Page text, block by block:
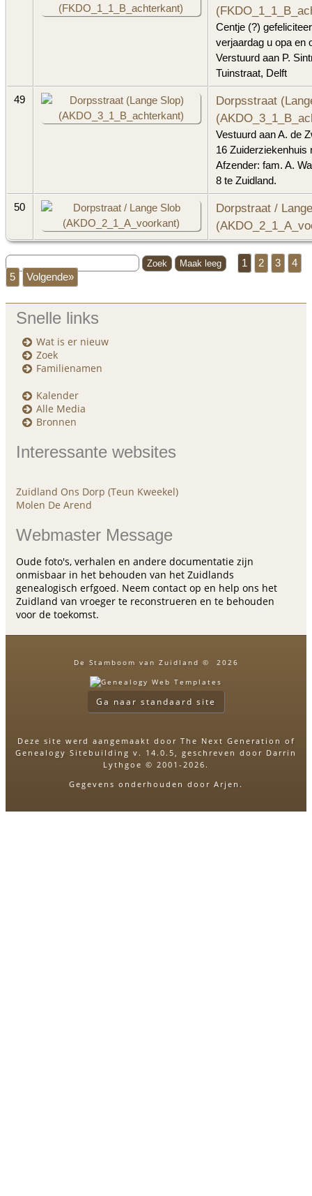
Centje (?)
verjaardag u opa en
Verstuurd aan P.
Tuinstraat, Delft
49
Dorpsstraat
Vestuurd aan A. de
16 Zuiderziekenhuis
Afzender: fam. A.
8 te Zuidland.
50
Dorpstraat /
1 2 3
4
5
Volgende»
Snelle links
Wat is er nieuw
Zoek
Familienamen
Kalender
Alle Media
Bronnen
Interessante websites
Zuidland Ons Dorp (Teun Kweekel)
Molen De Arend
Webmaster Message
Oude foto's, verhalen en andere documentatie zijn
onmisbaar in het behouden van het Zuidlands
genealogisch erfgoed. Neem contact op en help ons het
Zuidland van vroeger te reconstrueren en te behouden
voor de toekomst.
De Stamboom van Zuidland © 2026
Ga naar standaard site
Deze site werd aangemaakt door The Next Generation of
Genealogy Sitebuilding v. 14.0.5, geschreven door Darrin
Lythgoe © 2001-2026.
Gegevens onderhouden door Arjen .